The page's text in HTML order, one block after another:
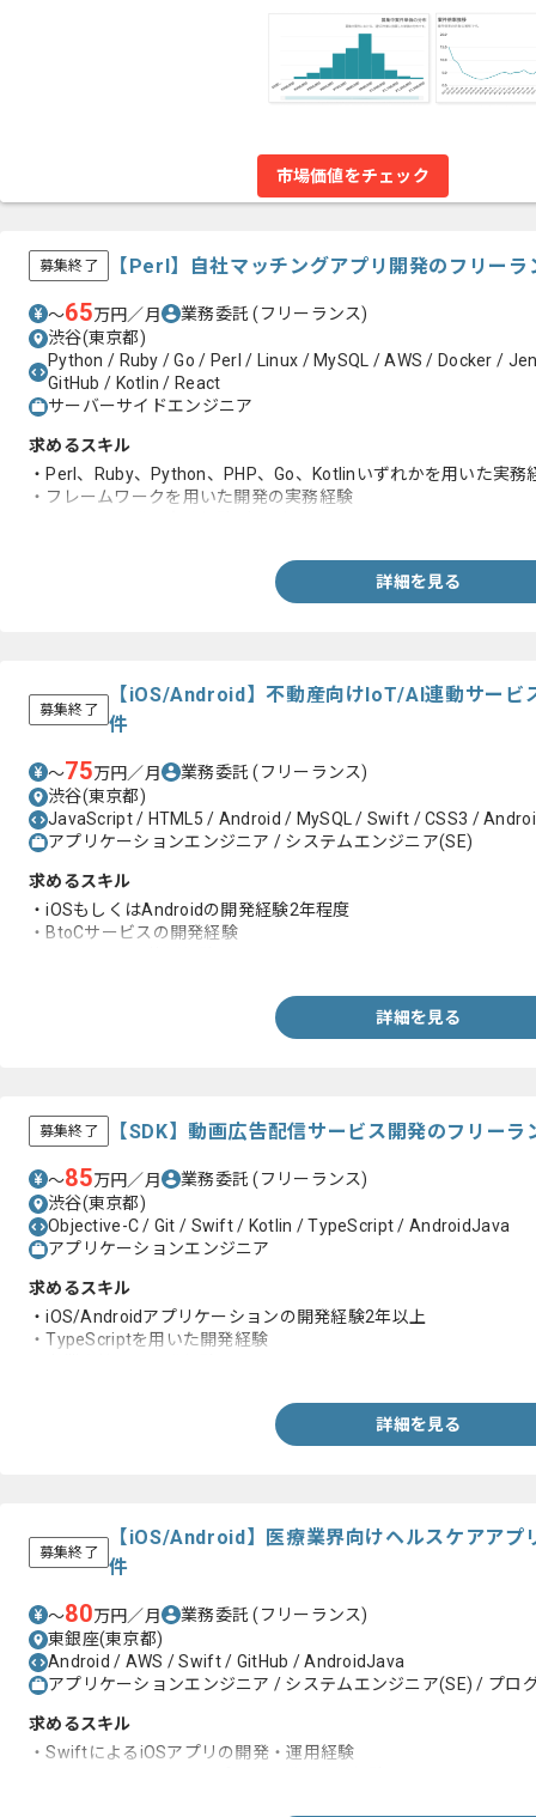
市場価値をチェック
募集終了 【Perl】自社マッチングアプリ開発のフリー
〜65万円／月 業務委託(フリーランス)
渋谷(東京都)
Python / Ruby / Go / Perl / Linux / MySQL / AWS / Docker /
GitHub / Kotlin / React
サーバーサイドエンジニア
求めるスキル
・Perl、Ruby、Python、PHP、Go、Kotlinいずれかを用いた実務
・フレームワークを用いた開発の実務経験
詳細を見る
募集終了
【iOS/Android】不動産向けIoT/AI連動サービ
件
〜75万円／月 業務委託(フリーランス)
渋谷(東京都)
JavaScript / HTML5 / Android / MySQL / Swift / CSS3 /
アプリケーションエンジニア / システムエンジニア(SE)
求めるスキル
・iOSもしくはAndroidの開発経験2年程度
・BtoCサービスの開発経験
詳細を見る
募集終了 【SDK】動画広告配信サービス開発のフリー
〜85万円／月 業務委託(フリーランス)
渋谷(東京都)
Objective-C / Git / Swift / Kotlin / TypeScript / AndroidJava
アプリケーションエンジニア
求めるスキル
・iOS/Androidアプリケーションの開発経験2年以上
・TypeScriptを用いた開発経験
詳細を見る
募集終了
【iOS/Android】医療業界向けヘルスケアアプ
件
〜80万円／月 業務委託(フリーランス)
東銀座(東京都)
Android / AWS / Swift / GitHub / AndroidJava
アプリケーションエンジニア / システムエンジニア(SE) / プロ
求めるスキル
・SwiftによるiOSアプリの開発・運用経験